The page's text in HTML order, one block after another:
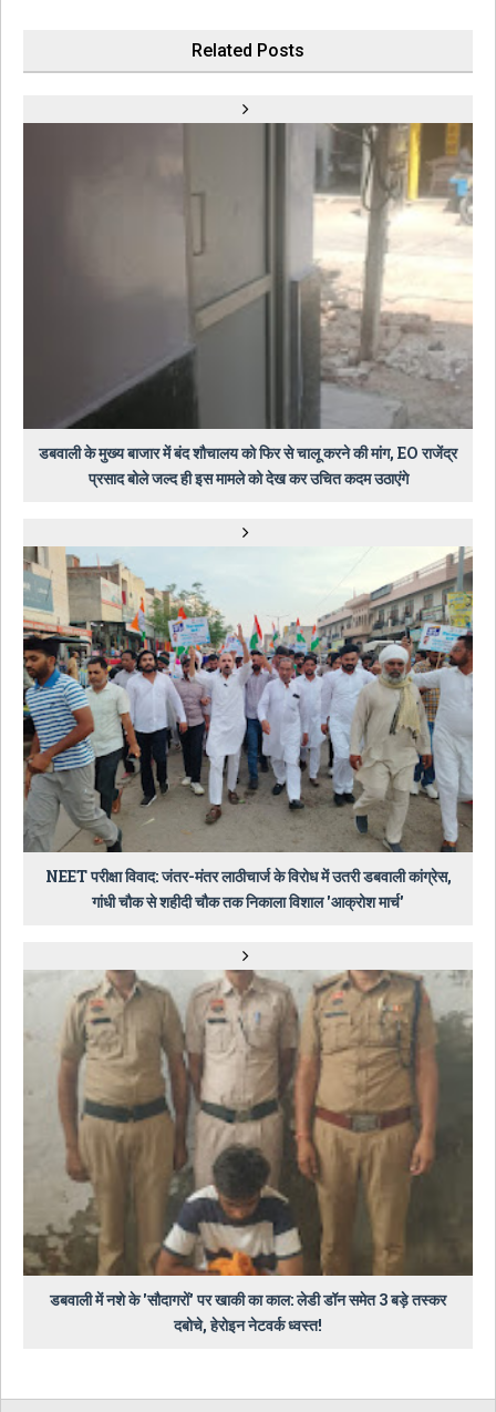
Related Posts
डबवाली के मुख्य बाजार में बंद शौचालय को फिर से चालू करने की मांग, EO राजेंद्र
प्रसाद बोले जल्द ही इस मामले को देख कर उचित कदम उठाएंगे
NEET परीक्षा विवाद: जंतर-मंतर लाठीचार्ज के विरोध में उतरी डबवाली कांग्रेस,
गांधी चौक से शहीदी चौक तक निकाला विशाल 'आक्रोश मार्च'
डबवाली में नशे के 'सौदागरों' पर खाकी का काल: लेडी डॉन समेत 3 बड़े तस्कर
दबोचे, हेरोइन नेटवर्क ध्वस्त!